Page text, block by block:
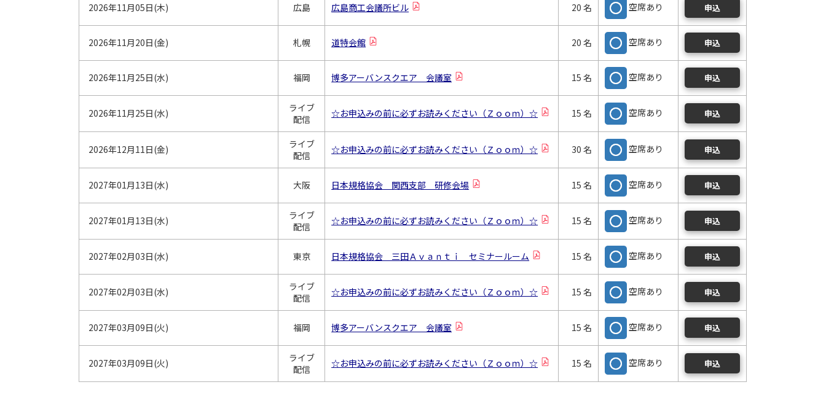
2026年11月05日(木) 広島 広島商工会議所ビル 20 名 空席あり 申込
2026年11月20日(金) 札幌 道特会館 20 名 空席あり 申込
2026年11月25日(水) 福岡 博多アーバンスクエア 会議室 15 名 空席あり 申込
2026年11月25日(水)
ライブ
配信
☆お申込みの前に必ずお読みください（Ｚｏｏｍ）☆ 15 名 空席あり 申込
2026年12月11日(金)
ライブ
配信
☆お申込みの前に必ずお読みください（Ｚｏｏｍ）☆ 30 名 空席あり 申込
2027年01月13日(水) 大阪 日本規格協会 関西支部 研修会場 15 名 空席あり 申込
2027年01月13日(水)
ライブ
配信
☆お申込みの前に必ずお読みください（Ｚｏｏｍ）☆ 15 名 空席あり 申込
2027年02月03日(水) 東京 日本規格協会 三田Ａｖａｎｔｉ セミナールーム 15 名 空席あり 申込
2027年02月03日(水)
ライブ
配信
☆お申込みの前に必ずお読みください（Ｚｏｏｍ）☆ 15 名 空席あり 申込
2027年03月09日(火) 福岡 博多アーバンスクエア 会議室 15 名 空席あり 申込
2027年03月09日(火)
ライブ
配信
☆お申込みの前に必ずお読みください（Ｚｏｏｍ）☆ 15 名 空席あり 申込